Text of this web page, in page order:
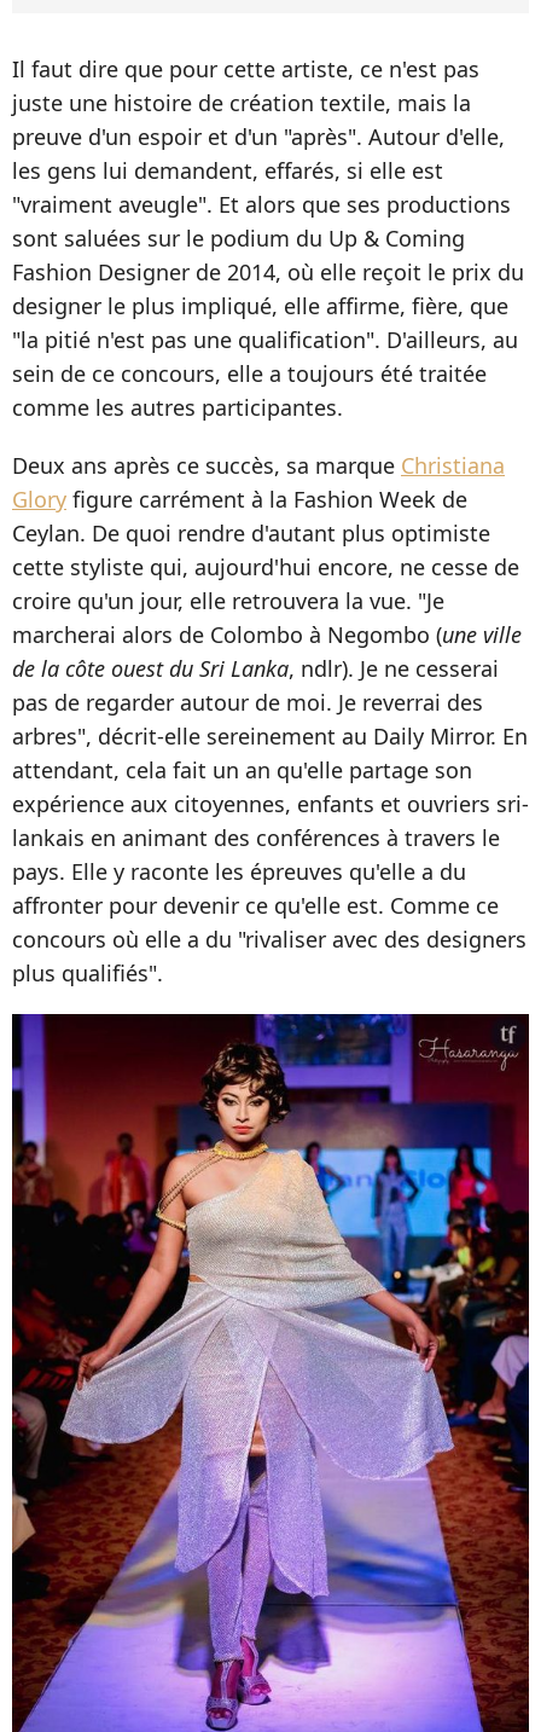
Il faut dire que pour cette artiste, ce n'est pas
juste une histoire de création textile, mais la
preuve d'un espoir et d'un "après". Autour d'elle,
les gens lui demandent, effarés, si elle est
"vraiment aveugle". Et alors que ses productions
sont saluées sur le podium du Up & Coming
Fashion Designer de 2014, où elle reçoit le prix du
designer le plus impliqué, elle affirme, fière, que
"la pitié n'est pas une qualification". D'ailleurs, au
sein de ce concours, elle a toujours été traitée
comme les autres participantes.
Deux ans après ce succès, sa marque Christiana
Glory figure carrément à la Fashion Week de
Ceylan. De quoi rendre d'autant plus optimiste
cette styliste qui, aujourd'hui encore, ne cesse de
croire qu'un jour, elle retrouvera la vue. "Je
marcherai alors de Colombo à Negombo (une ville
de la côte ouest du Sri Lanka, ndlr). Je ne cesserai
pas de regarder autour de moi. Je reverrai des
arbres", décrit-elle sereinement au Daily Mirror. En
attendant, cela fait un an qu'elle partage son
expérience aux citoyennes, enfants et ouvriers sri-
lankais en animant des conférences à travers le
pays. Elle y raconte les épreuves qu'elle a du
affronter pour devenir ce qu'elle est. Comme ce
concours où elle a du "rivaliser avec des designers
plus qualifiés".